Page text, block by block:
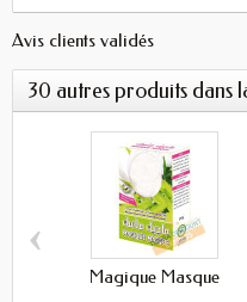
Avis clients validés
30 autres produits dans
Magique Masque
‹